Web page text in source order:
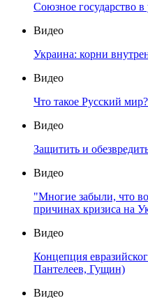
Союзное государство
Видео
Украина: корни
Видео
Что такое Русский
Видео
Защитить и
Видео
"Многие забыли, что
причинах кризиса на
Видео
Концепция
Пантелеев, Гущин)
Видео